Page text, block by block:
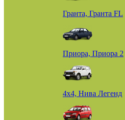
Гранта, Гранта FL
Приора, Приора 2
4х4, Нива Легенд